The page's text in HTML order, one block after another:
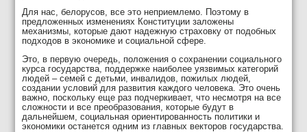
Для нас, белорусов, все это неприемлемо. Поэтому в
предложенных изменениях Конституции заложены
механизмы, которые дают надежную страховку от подобных
подходов в экономике и социальной сфере.
Это, в первую очередь, положения о сохранении социального
курса государства, поддержке наиболее уязвимых категорий
людей – семей с детьми, инвалидов, пожилых людей,
создании условий для развития каждого человека. Это очень
важно, поскольку еще раз подчеркивает, что несмотря на все
сложности и все преобразования, которые будут в
дальнейшем, социальная ориентированность политики и
экономики останется одним из главных векторов государства.